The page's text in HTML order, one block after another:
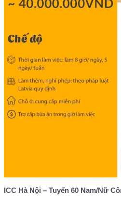
ICC Hà Nội – Tuyển 60 Nam/Nữ